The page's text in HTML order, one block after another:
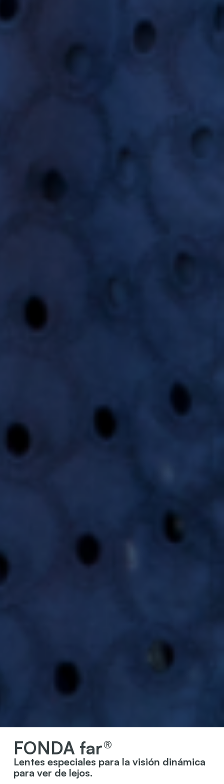
FONDA far®
Lentes especiales para la visión dinámica
para ver de lejos.